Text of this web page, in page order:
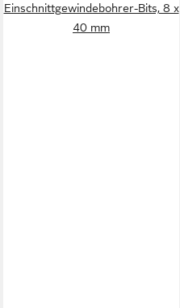
Einschnittgewindebohrer-Bits, 8 x
40 mm